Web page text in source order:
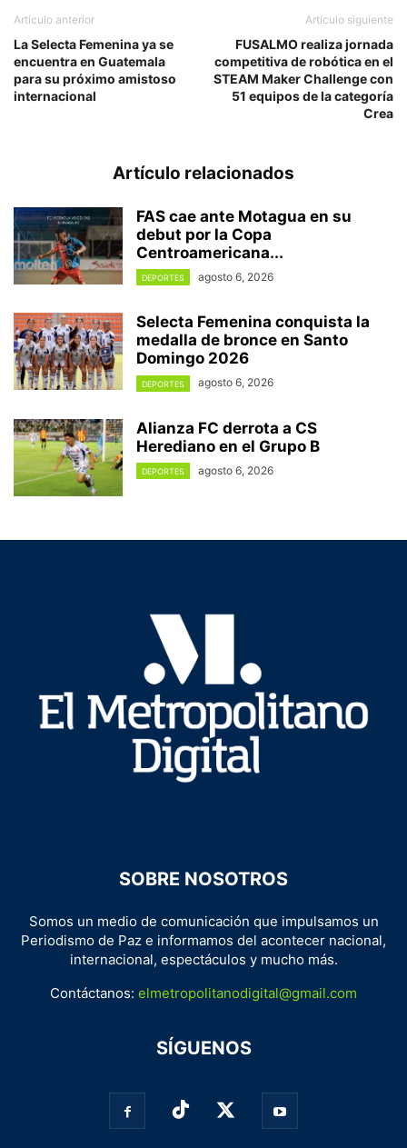
Artículo anterior
La Selecta Femenina ya se
encuentra en Guatemala
para su próximo amistoso
internacional
Artículo siguiente
FUSALMO realiza jornada
competitiva de robótica en el
STEAM Maker Challenge con
51 equipos de la categoría
Crea
Artículo relacionados
FAS cae ante Motagua en su
debut por la Copa
Centroamericana...
DEPORTES agosto 6, 2026
Selecta Femenina conquista la
medalla de bronce en Santo
Domingo 2026
DEPORTES agosto 6, 2026
Alianza FC derrota a CS
Herediano en el Grupo B
DEPORTES agosto 6, 2026
SOBRE NOSOTROS
Somos un medio de comunicación que impulsamos un
Periodismo de Paz e informamos del acontecer nacional,
internacional, espectáculos y mucho más.
Contáctanos: elmetropolitanodigital@gmail.com
SÍGUENOS